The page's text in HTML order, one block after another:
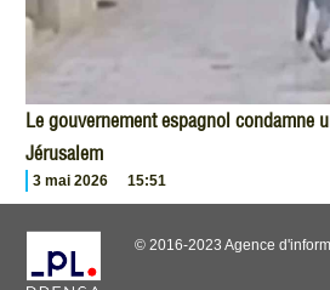
Le gouvernement espagnol condamne
Jérusalem
3 mai 2026 15:51
© 2016-2023 Agence